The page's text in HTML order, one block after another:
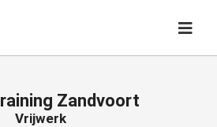
Zandvoort
Vrijwerk